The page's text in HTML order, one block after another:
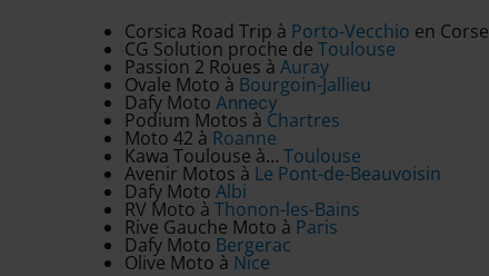
Corsica Road Trip à Porto-Vecchio en Corse
CG Solution proche de Toulouse
Passion 2 Roues à Auray
Ovale Moto à Bourgoin-Jallieu
Dafy Moto Annecy
Podium Motos à Chartres
Moto 42 à Roanne
Kawa Toulouse à… Toulouse
Avenir Motos à Le Pont-de-Beauvoisin
Dafy Moto Albi
RV Moto à Thonon-les-Bains
Rive Gauche Moto à Paris
Dafy Moto Bergerac
Olive Moto à Nice